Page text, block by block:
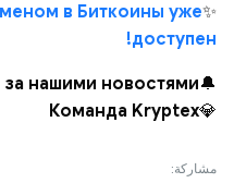
✨
в Биткоины уже
доступен!
🔔
нашими новостями!
💎
Команда Kryptex
مشاركة: